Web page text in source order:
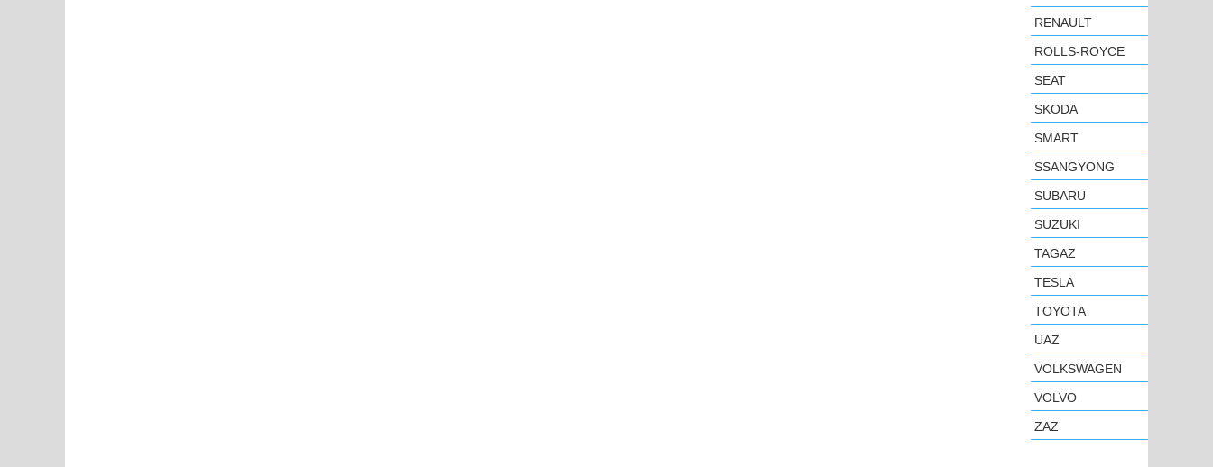
RENAULT
ROLLS-ROYCE
SEAT
SKODA
SMART
SSANGYONG
SUBARU
SUZUKI
TAGAZ
TESLA
TOYOTA
UAZ
VOLKSWAGEN
VOLVO
ZAZ